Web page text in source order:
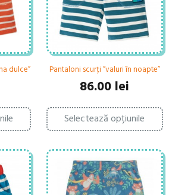
pagina
produsului.
dulce”
Acest
produs
are
multe
variații.
Opțiunile
pot
Pantaloni scurți ”valuri în noapte”
86.00 lei
Selectează opțiunile